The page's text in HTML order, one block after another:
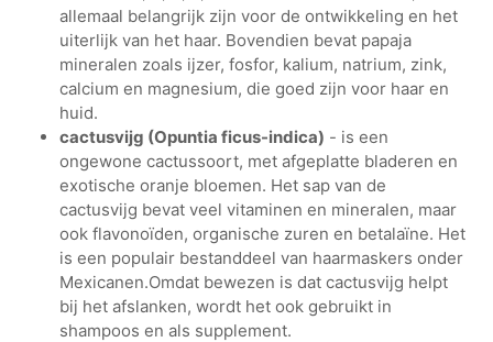
allemaal belangrijk zijn voor de ontwikkeling en het
uiterlijk van het haar. Bovendien bevat papaja
mineralen zoals ijzer, fosfor, kalium, natrium, zink,
calcium en magnesium, die goed zijn voor haar en
huid.
cactusvijg (Opuntia ficus-indica) - is een
ongewone cactussoort, met afgeplatte bladeren en
exotische oranje bloemen. Het sap van de
cactusvijg bevat veel vitaminen en mineralen, maar
ook flavonoïden, organische zuren en betalaïne. Het
is een populair bestanddeel van haarmaskers onder
Mexicanen.Omdat bewezen is dat cactusvijg helpt
bij het afslanken, wordt het ook gebruikt in
shampoos en als supplement.